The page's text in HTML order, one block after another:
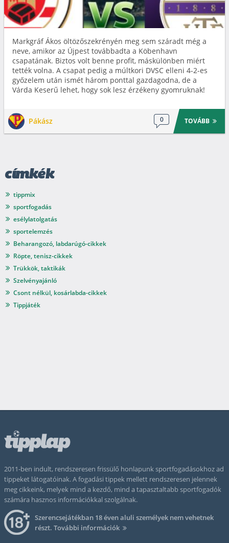
Markgráf Ákos öltözőszekrényén meg sem száradt még a
neve, amikor az Újpest továbbadta a Köbenhavn
csapatának. Biztos volt benne profit, máskülönben miért
tették volna. A csapat pedig a múltkori DVSC elleni 4-2-es
győzelem után ismét három ponttal gazdagodna, de a
Várda Keserű lehet, hogy sok lesz érzékeny gyomruknak!
Pákász 0 TOVÁBB
címkék
tippmix
sportfogadás
esélylatolgatás
sportelemzés
Beharangozó, labdarúgó-cikkek
Röpte, tenisz-cikkek
Trükkök, taktikák
Szelvényajánló
Csont nélkül, kosárlabda-cikkek
Tippjáték
2011-ben indult, rendszeresen frissülő honlapunk sportfogadásokhoz ad
tippeket látogatóinak. A fogadási tippek mellett rendszeresen jelennek
meg cikkeink, melyek mind a kezdő, mind a tapasztaltabb sportfogadók
számára hasznos információkkal szolgálnak.
Szerencsejátékban 18 éven aluli személyek nem vehetnek
részt. További információk